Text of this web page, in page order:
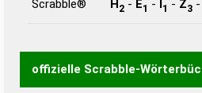
Scrabble® H2 - E1 - I1 - Z3 -
offizielle Scrabble-